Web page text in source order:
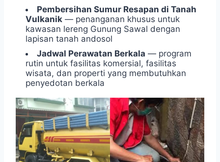
Pembersihan Sumur Resapan di Tanah
Vulkanik — penanganan khusus untuk
kawasan lereng Gunung Sawal dengan
lapisan tanah andosol
Jadwal Perawatan Berkala — program
rutin untuk fasilitas komersial, fasilitas
wisata, dan properti yang membutuhkan
penyedotan berkala